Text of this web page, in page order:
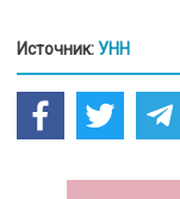
Источник: УНН